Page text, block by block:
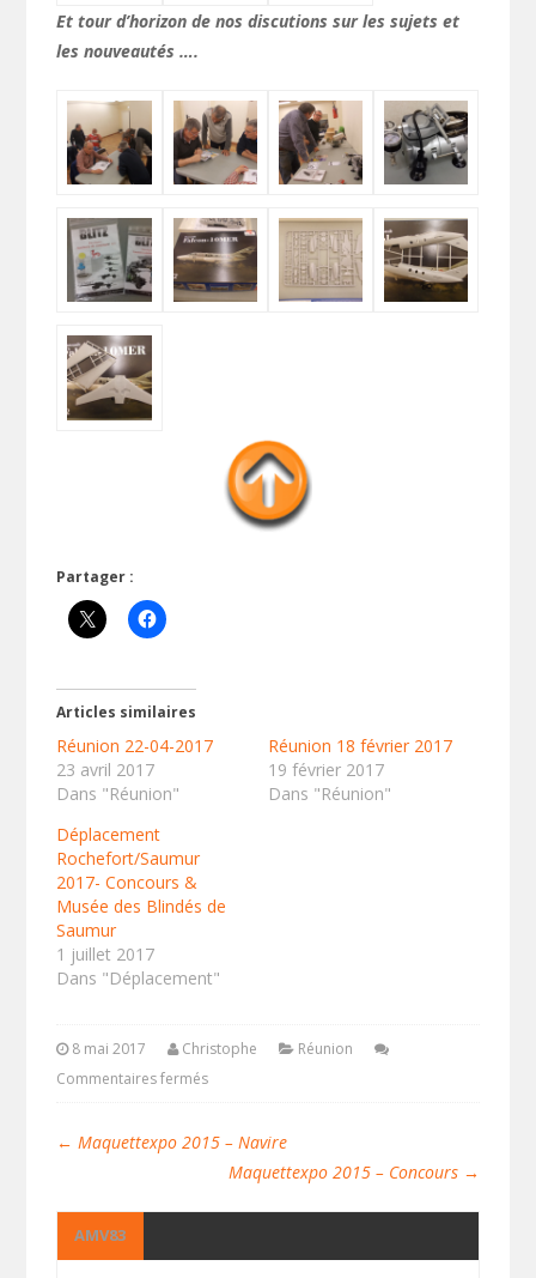
Et tour d’horizon de nos discutions sur les sujets et
les nouveautés ….
Partager :
Articles similaires
Réunion 22-04-2017
23 avril 2017
Dans "Réunion"
Réunion 18 février 2017
19 février 2017
Dans "Réunion"
Déplacement
Rochefort/Saumur
2017- Concours &
Musée des Blindés de
Saumur
1 juillet 2017
Dans "Déplacement"
8 mai 2017 Christophe
Réunion
Commentaires fermés
← Maquettexpo 2015 – Navire
Maquettexpo 2015 – Concours →
AMV83